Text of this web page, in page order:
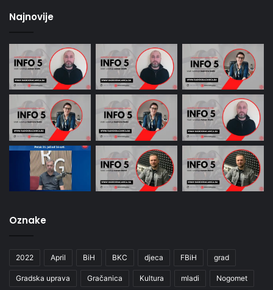
Najnovije
Oznake
2022 April BiH BKC djeca FBiH grad
Gradska uprava Gračanica Kultura mladi Nogomet